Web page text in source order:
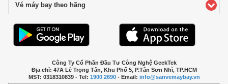
Vé máy bay theo hãng
Công Ty Cổ Phần Đầu Tư Công Nghệ GeekTek
Địa chỉ: 47A Lê Trọng Tấn, Khu Phố 5, P.Tân Sơn Nhì, TP.HCM
MST: 0318310839 - Tel: 1900 2690- Email: info@sanvemaybay.vn